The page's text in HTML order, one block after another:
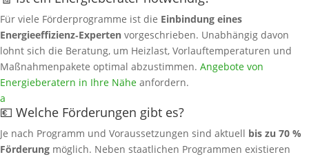
Für viele Förderprogramme ist die Einbindung eines
Energieeffizienz‑Experten vorgeschrieben. Unabhängig davon
lohnt sich die Beratung, um Heizlast, Vorlauftemperaturen und
Maßnahmenpakete optimal abzustimmen. Angebote von
Energieberatern in Ihre Nähe anfordern.
a
💶 Welche Förderungen gibt es?
Je nach Programm und Voraussetzungen sind aktuell bis zu 70 %
Förderung möglich. Neben staatlichen Programmen existieren